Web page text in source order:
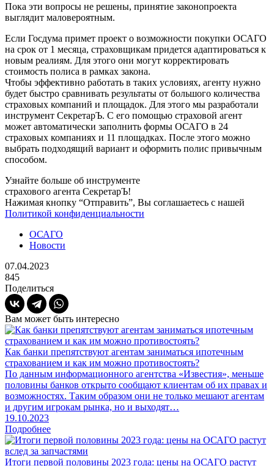
Пока эти вопросы не решены, принятие законопроекта
выглядит маловероятным.
Если Госдума примет проект о возможности покупки ОСАГО
на срок от 1 месяца, страховщикам придется адаптироваться к
новым реалиям. Для этого они могут корректировать
стоимость полиса в рамках закона.
Чтобы эффективно работать в таких условиях, агенту нужно
будет быстро сравнивать результаты от большого количества
страховых компаний и площадок. Для этого мы разработали
инструмент СекретарЪ. С его помощью страховой агент
может автоматически заполнить формы ОСАГО в 24
страховых компаниях и 11 площадках. После этого можно
выбрать подходящий вариант и оформить полис привычным
способом.
Узнайте больше об инструменте
страхового агента СекретарЪ!
Нажимая кнопку “Отправить”, Вы соглашаетесь с нашей
Политикой конфиденциальности
ОСАГО
Новости
07.04.2023
845
Поделиться
Вам может быть интересно
Как банки препятствуют агентам заниматься ипотечным
страхованием и как им можно противостоять?
По данным информационного агентства «Известия», меньше
половины банков открыто сообщают клиентам об их правах и
возможностях. Таким образом они не только мешают агентам
и другим игрокам рынка, но и выходят…
19.10.2023
Подробнее
Итоги первой половины 2023 года: цены на ОСАГО растут